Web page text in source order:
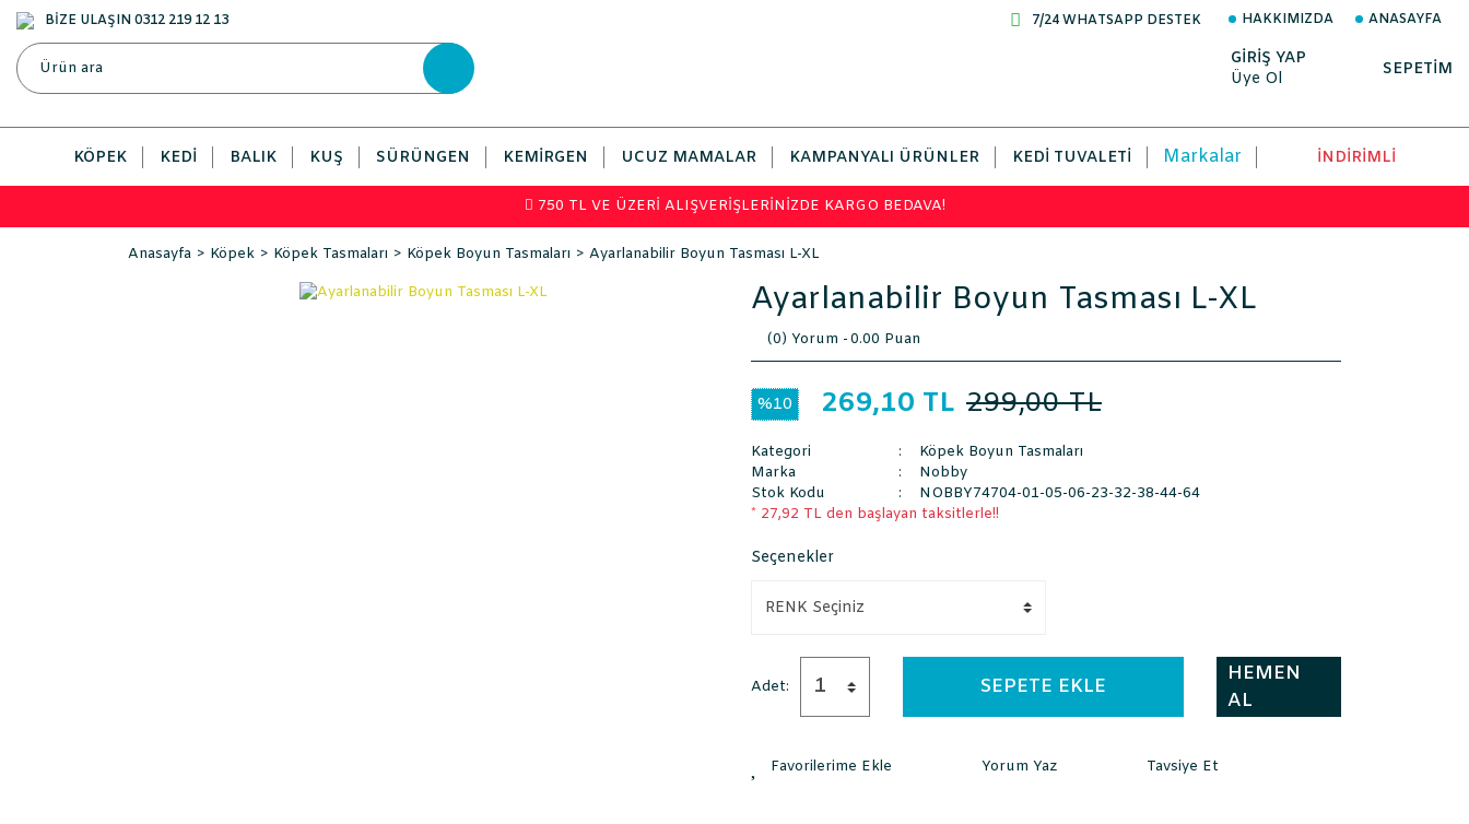
BİZE ULAŞIN 0312 219 12 13 7/24 WHATSAPP DESTEK HAKKIMIZDA ANASAYFA
GİRİŞ YAP
Üye Ol
SEPETİM
KÖPEK KEDI BALIK KUŞ SÜRÜNGEN KEMIRGEN UCUZ MAMALAR KAMPANYALI ÜRÜNLER KEDI TUVALETI Markalar İNDİRİMLİ
750 TL VE ÜZERİ ALIŞVERİŞLERİNİZDE KARGO BEDAVA!
Anasayfa Köpek Köpek Tasmaları Köpek Boyun Tasmaları Ayarlanabilir Boyun Tasması L-XL
Ayarlanabilir Boyun Tasması L-XL
(0) Yorum -0.00 Puan
%10 269,10 TL 299,00 TL
Kategori
Köpek Boyun Tasmaları
Marka
Nobby
Stok Kodu
NOBBY74704-01-05-06-23-32-38-44-64
* 27,92 TL den başlayan taksitlerle!!
Seçenekler
Adet: SEPETE EKLE
HEMEN
AL
Yorum Yaz Tavsiye Et